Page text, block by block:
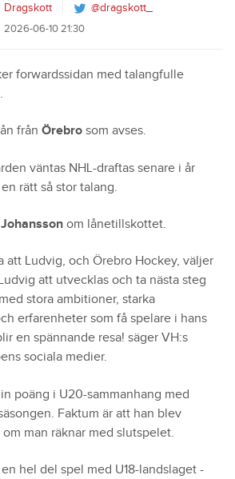
Dragskott @dragskott_
2026-06-10 21:30
forwardssidan med talangfulle
.
från Örebro som avses.
väntas NHL-draftas senare i år
rätt så stor talang.
om lånetillskottet.
att Ludvig, och Örebro Hockey, väljer
att utvecklas och ta nästa steg
stora ambitioner, starka
erfarenheter som få spelare i hans
en spännande resa! säger VH:s
sociala medier.
poäng i U20-sammanhang med
Faktum är att han blev
man räknar med slutspelet.
hel del spel med U18-landslaget -